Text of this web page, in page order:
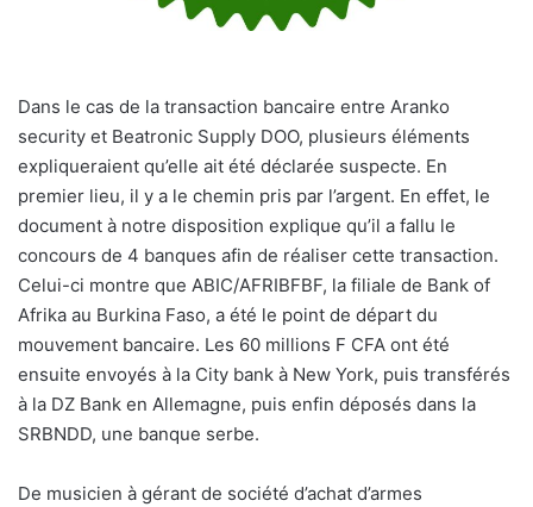
Dans le cas de la transaction bancaire entre Aranko
security et Beatronic Supply DOO, plusieurs éléments
expliqueraient qu’elle ait été déclarée suspecte. En
premier lieu, il y a le chemin pris par l’argent. En effet, le
document à notre disposition explique qu’il a fallu le
concours de 4 banques afin de réaliser cette transaction.
Celui-ci montre que ABIC/AFRIBFBF, la filiale de Bank of
Afrika au Burkina Faso, a été le point de départ du
mouvement bancaire. Les 60 millions F CFA ont été
ensuite envoyés à la City bank à New York, puis transférés
à la DZ Bank en Allemagne, puis enfin déposés dans la
SRBNDD, une banque serbe.
De musicien à gérant de société d’achat d’armes